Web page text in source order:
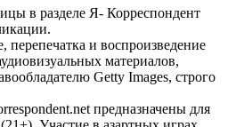
в разделе Я- Корреспондент
и воспроизведение
материалов,
Getty Images, строго
предназначены для